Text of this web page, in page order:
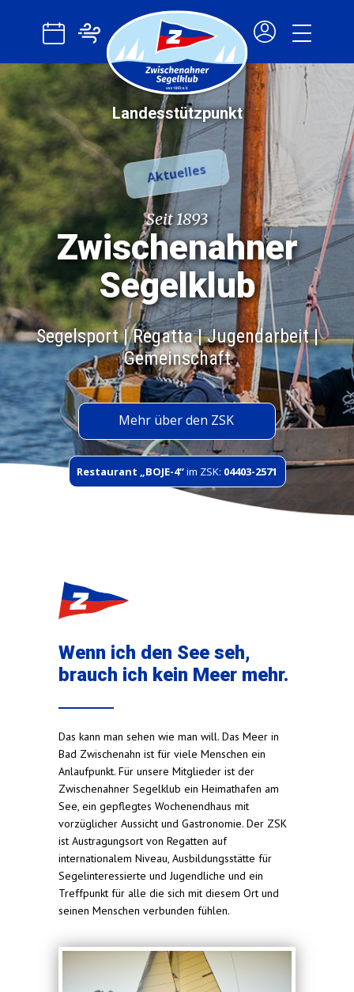
ZSK
Info
Segeln
Regatta
Jugend
Landesstützpunkt
Aktuelles
Seit 1893
Zwischenahner
Segelklub
Segelsport | Regatta | Jugendarbeit |
Gemeinschaft
Mehr über den ZSK
Restaurant „BOJE-4“im ZSK: 04403-2571
Wenn ich den See seh,
brauch ich kein Meer mehr.
Das kann man sehen wie man will. Das Meer in
Bad Zwischenahn ist für viele Menschen ein
Anlaufpunkt. Für unsere Mitglieder ist der
Zwischenahner Segelklub ein Heimathafen am
See, ein gepflegtes Wochenendhaus mit
vorzüglicher Aussicht und Gastronomie. Der ZSK
ist Austragungsort von Regatten auf
internationalem Niveau, Ausbildungsstätte für
Segelinteressierte und Jugendliche und ein
Treffpunkt für alle die sich mit diesem Ort und
seinen Menschen verbunden fühlen.